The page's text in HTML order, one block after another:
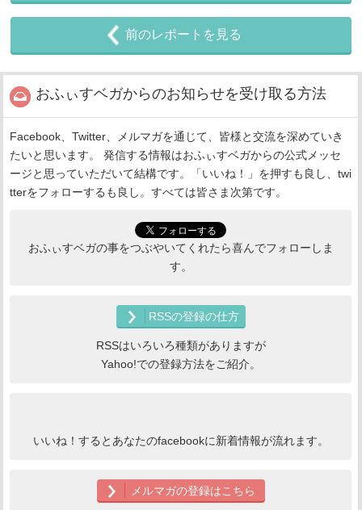
前のレポートを見る
おふぃすベガからのお知らせを受け取る方法
Facebook、Twitter、メルマガを通じて、皆様と交流を深めていき
たいと思います。 発信する情報はおふぃすベガからの公式メッセ
ージと思っていただいて結構です。「いいね！」を押すも良し、twi
tterをフォローするも良し。すべては皆さま次第です。
おふぃすベガの事をつぶやいてくれたら喜んでフォローしま
す。
RSSの登録の仕方
RSSはいろいろ種類がありますが
Yahoo!での登録方法をご紹介。
いいね！するとあなたのfacebookに新着情報が流れます。
メルマガの登録はこちら